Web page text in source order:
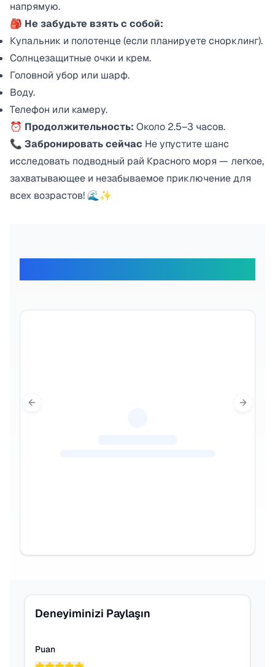
напрямую.
🎒 Не забудьте взять с собой:
Купальник и полотенце (если планируете снорклинг).
Солнцезащитные очки и крем.
Головной убор или шарф.
Воду.
Телефон или камеру.
⏰ Продолжительность: Около 2.5–3 часов.
📞 Забронировать сейчас Не упустите шанс
исследовать подводный рай Красного моря — легкое,
захватывающее и незабываемое приключение для
всех возрастов! 🌊✨
Previous slide Next
Deneyiminizi Paylaşın
Puan